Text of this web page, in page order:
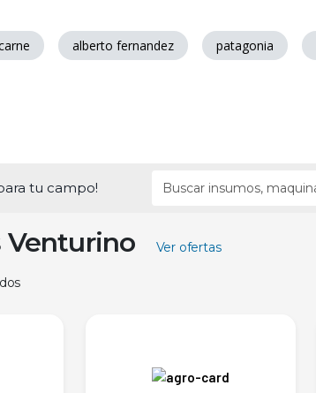
alberto fernandez patagonia
tu campo!
Venturino Ver ofertas